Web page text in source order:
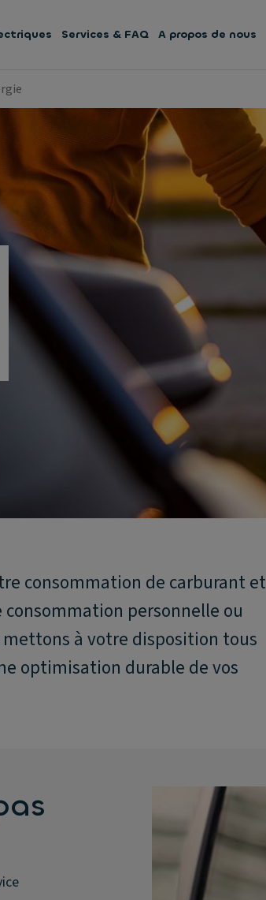
Services & FAQ A propos de nous
consommation de carburant et
personnelle ou
à votre disposition tous
optimisation durable de vos